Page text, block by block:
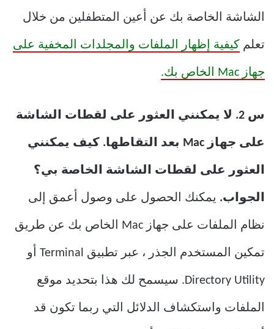
الشاشة الخاصة بك عن أعين المتطفلين من خلال
تعلم كيفية إظهار الملفات والمجلدات المخفية على
جهاز Mac الخاص بك.
س 2. لا يمكنني العثور على لقطات الشاشة
على جهاز Mac بعد التقاطها. كيف يمكنني
العثور على لقطات الشاشة الخاصة بي؟
الجواب. يمكنك الحصول على وصول أعمق إلى
نظام الملفات على جهاز Mac الخاص بك عن طريق
تمكين المستخدم الجذر ، عبر تطبيق Terminal أو
Directory Utility. سيسمح لك هذا بتحديد موقع
الملفات واستكشاف الدلائل التي ربما تكون قد